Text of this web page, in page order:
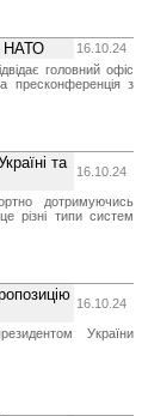
НАТО
16.10.24
головний офіс
пресконференція з
та
16.10.24
дотримуючись
різні типи систем
16.10.24
України